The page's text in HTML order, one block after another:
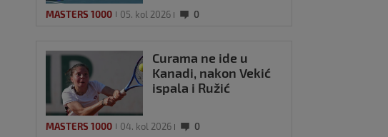
MASTERS 1000 05. kol 2026 0
Curama ne ide u
Kanadi, nakon Vekić
ispala i Ružić
MASTERS 1000 04. kol 2026 0